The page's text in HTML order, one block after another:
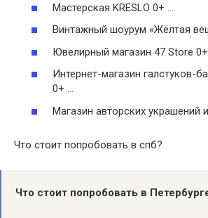
Мастерская KRESLO 0+ …
Винтажный шоурум «Жёлтая
Ювелирный магазин 47 Store
Интернет-магазин галстуков-
0+ …
Магазин авторских украшений
Что стоит попробовать в спб?
Что стоит попробовать в